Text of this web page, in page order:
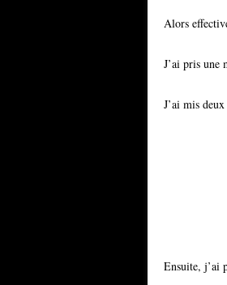
Alors
J’ai pris une
J’ai mis
Ensuite, j’ai